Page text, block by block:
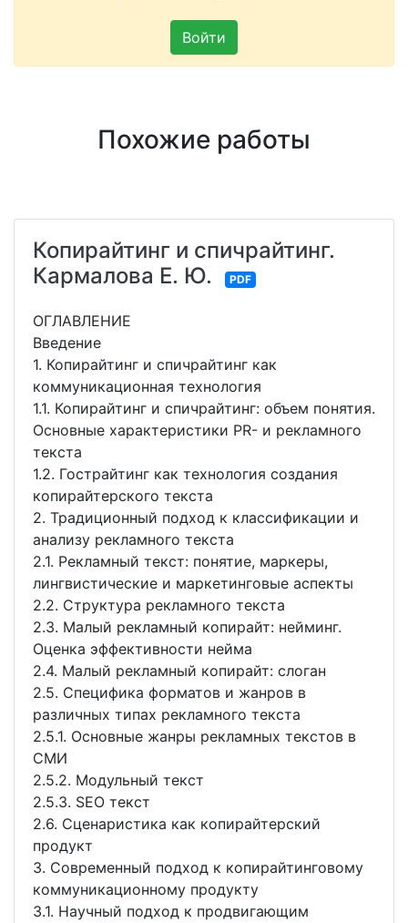
Войти
Похожие работы
Копирайтинг и спичрайтинг.
Кармалова Е. Ю.
PDF
ОГЛАВЛЕНИЕ
Введение
1. Копирайтинг и спичрайтинг как
коммуникационная технология
1.1. Копирайтинг и спичрайтинг: объем понятия.
Основные характеристики PR- и рекламного
текста
1.2. Гострайтинг как технология создания
копирайтерского текста
2. Традиционный подход к классификации и
анализу рекламного текста
2.1. Рекламный текст: понятие, маркеры,
лингвистические и маркетинговые аспекты
2.2. Структура рекламного текста
2.3. Малый рекламный копирайт: нейминг.
Оценка эффективности нейма
2.4. Малый рекламный копирайт: слоган
2.5. Специфика форматов и жанров в
различных типах рекламного текста
2.5.1. Основные жанры рекламных текстов в
СМИ
2.5.2. Модульный текст
2.5.3. SEO текст
2.6. Сценаристика как копирайтерский
продукт
3. Современный подход к копирайтинговому
коммуникационному продукту
3.1. Научный подход к продвигающим